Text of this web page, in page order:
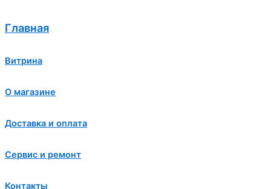
Главная
Витрина
О магазине
Доставка и оплата
Сервис и ремонт
Контакты